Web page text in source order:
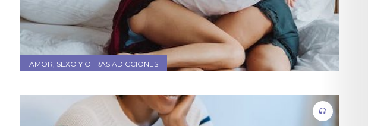
AMOR, SEXO Y OTRAS ADICCIONES